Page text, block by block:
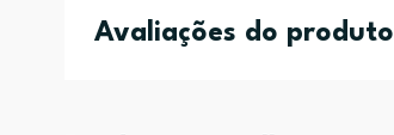
Avaliações do produto